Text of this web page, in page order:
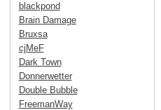
blackpond
Brain Damage
Bruxsa
cjMeF
Dark Town
Donnerwetter
Double Bubble
FreemanWay